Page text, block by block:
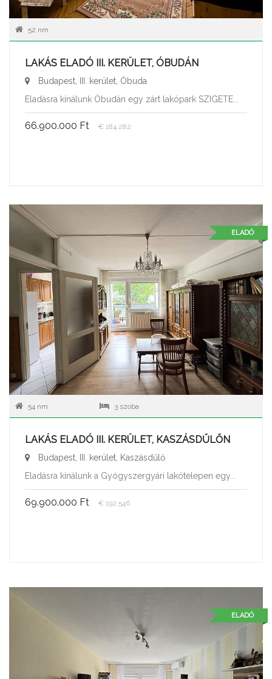
52 nm
LAKÁS ELADÓ III. KERÜLET, ÓBUDÁN
Budapest, III. kerület, Óbuda
Eladásra kínálunk Óbudán egy zárt lakópark SZIGETE...
66.900.000 Ft € 184.282
ELADÓ
54 nm 3 szoba
LAKÁS ELADÓ III. KERÜLET, KASZÁSDŰLŐN
Budapest, III. kerület, Kaszásdűlő
Eladásra kínálunk a Gyógyszergyári lakótelepen egy...
69.900.000 Ft € 192.546
ELADÓ